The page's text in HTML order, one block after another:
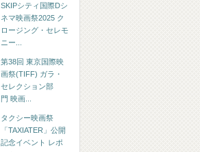
SKIPシティ国際Dシ
ネマ映画祭2025 ク
ロージング・セレモ
ニー...
第38回 東京国際映
画祭(TIFF) ガラ・
セレクション部
門 映画...
タクシー映画祭
「TAXIATER」公開
記念イベント レポ